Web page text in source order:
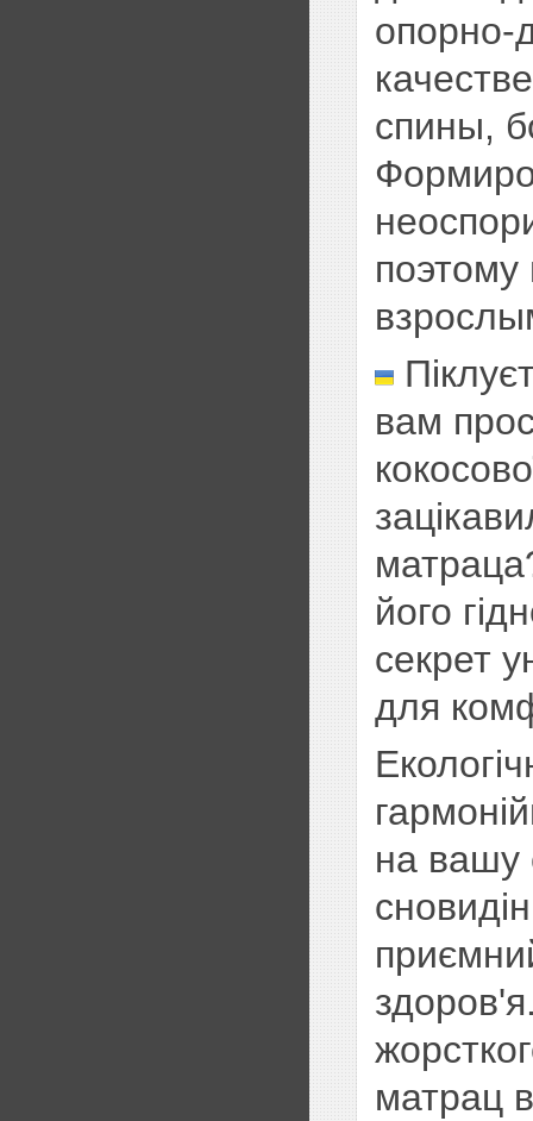
опорно-
спины,
вам
його
секрет
для
на вашу
матрац